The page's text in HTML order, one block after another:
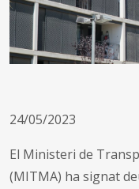
24/05/2023
El Ministeri de
(MITMA) ha signat